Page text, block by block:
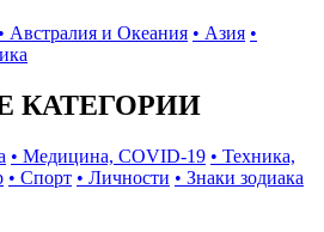
• Австралия и Океания • Азия •
КАТЕГОРИИ
• Медицина, COVID-19 • Техника,
• Спорт • Личности • Знаки зодиака